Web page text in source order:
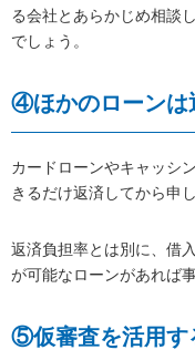
る会社とあらかじめ相談
でしょう。
④ほかのローンは
カードローンやキャッシ
きるだけ返済してから申
返済負担率とは別に、借
が可能なローンがあれば
⑤仮審査を活用す